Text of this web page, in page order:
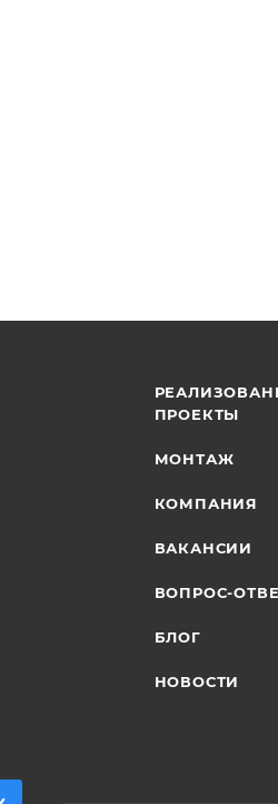
ПРОЕКТЫ
МОНТАЖ
КОМПАНИЯ
ВАКАНСИИ
ВОПРОС-
БЛОГ
НОВОСТИ